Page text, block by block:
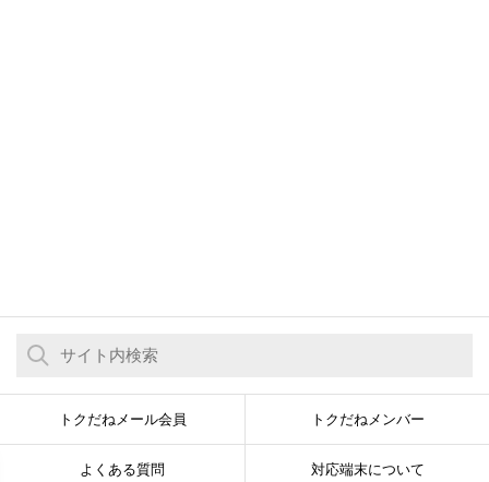
トクだねメール会員 トクだねメンバー
よくある質問 対応端末について